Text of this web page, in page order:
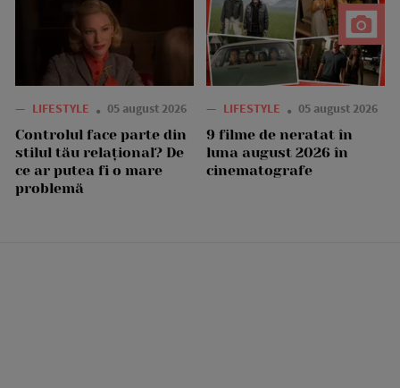
— LIFESTYLE 05 august 2026
Controlul face parte din
stilul tău relațional? De
ce ar putea fi o mare
problemă
— LIFESTYLE 05 august 2026
9 filme de neratat în
luna august 2026 în
cinematografe